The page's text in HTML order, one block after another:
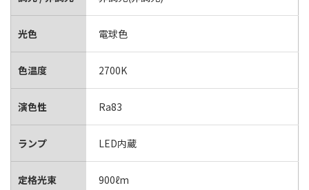
光色 電球色
色温度 2700K
演色性 Ra83
ランプ LED内蔵
定格光束 900ℓm